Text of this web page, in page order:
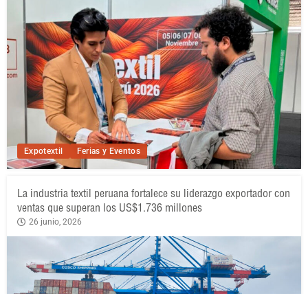
Expotextil Ferias y Eventos
La industria textil peruana fortalece su liderazgo exportador con
ventas que superan los US$1.736 millones
26 junio, 2026